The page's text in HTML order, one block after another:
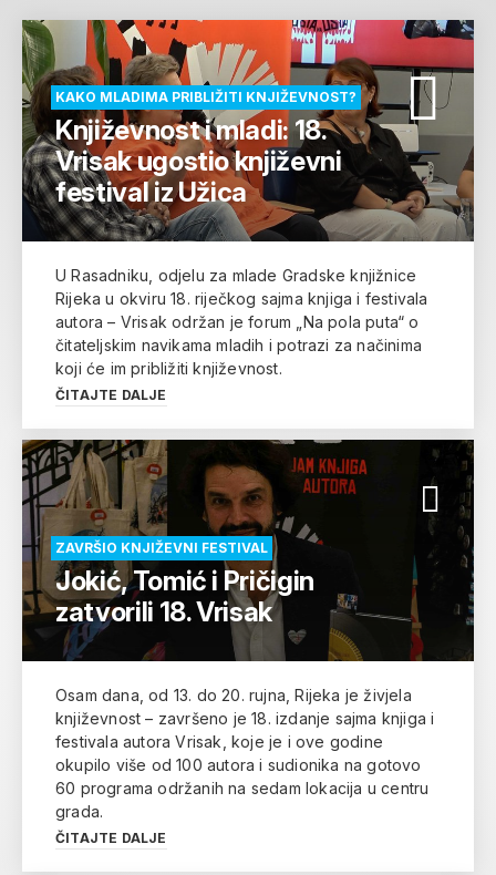
KAKO MLADIMA PRIBLIŽITI KNJIŽEVNOST?
Književnost i mladi: 18.
Vrisak ugostio književni
festival iz Užica
U Rasadniku, odjelu za mlade Gradske knjižnice
Rijeka u okviru 18. riječkog sajma knjiga i festivala
autora – Vrisak održan je forum „Na pola puta“ o
čitateljskim navikama mladih i potrazi za načinima
koji će im približiti književnost.
ČITAJTE DALJE
ZAVRŠIO KNJIŽEVNI FESTIVAL
Jokić, Tomić i Pričigin
zatvorili 18. Vrisak
Osam dana, od 13. do 20. rujna, Rijeka je živjela
književnost – završeno je 18. izdanje sajma knjiga i
festivala autora Vrisak, koje je i ove godine
okupilo više od 100 autora i sudionika na gotovo
60 programa održanih na sedam lokacija u centru
grada.
ČITAJTE DALJE